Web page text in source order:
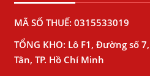
MÃ SỐ THUẾ: 0315533019
TỔNG KHO: Lô F1, Đường số
Tân, TP. Hồ Chí Minh